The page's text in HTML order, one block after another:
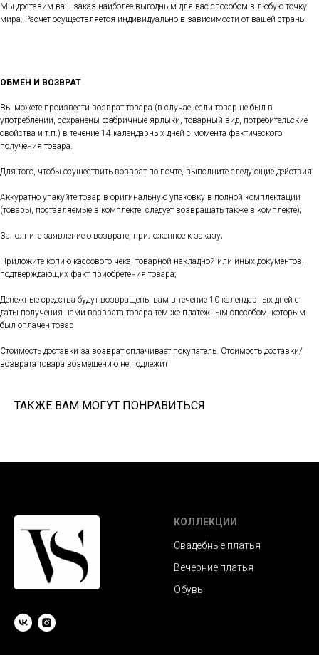
Мы доставим ваш заказ наиболее выгодным для вас способом в любую точку
мира. Расчет осуществляется индивидуально в зависимости от вашей страны
ОБМЕН И ВОЗВРАТ
Вы можете произвести возврат товара (в случае, если товар не был в
употреблении, сохранены фабричные ярлыки, товарный вид, потребительские
свойства и т.п.) в течение 14 календарных дней с момента фактического
получения товара.
Для того, чтобы осуществить возврат по почте, выполните следующие действия:
Аккуратно упакуйте товар в оригинальную упаковку в полной комплектации
(товары, поставляемые в комплекте, следует возвращать также в комплекте);
Заполните заявление о возврате, приложенное к заказу;
Приложите копию кассового чека, товарной накладной или иных документов,
подтверждающих факт приобретения товара;
Денежные средства будут возвращены вам в течение 10 календарных дней с
даты получения нами возврата товара тем же платежным способом, которым
был оплачен товар
Стоимость доставки за возврат оплачивает покупатель. Стоимость доставки/
возврата товара возмещению не подлежит
ТАКЖЕ ВАМ МОГУТ ПОНРАВИТЬСЯ
КОЛЛЕКЦИИ
Свадебные платья
Вечерние платья
Обувь